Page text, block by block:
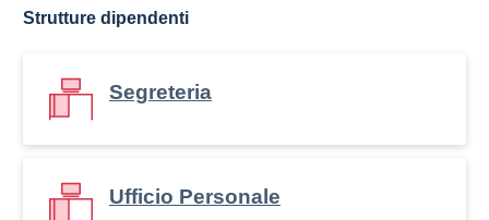
Strutture dipendenti
Segreteria
Ufficio Personale